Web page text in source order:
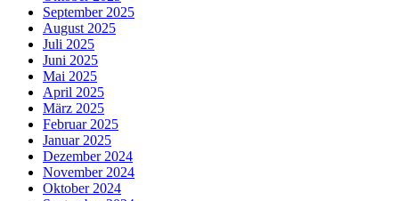
September 2025
August 2025
Juli 2025
Juni 2025
Mai 2025
April 2025
März 2025
Februar 2025
Januar 2025
Dezember 2024
November 2024
Oktober 2024